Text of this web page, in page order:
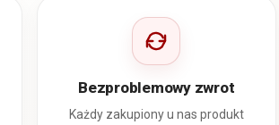
Bezproblemowy zwrot
Każdy zakupiony u nas produkt